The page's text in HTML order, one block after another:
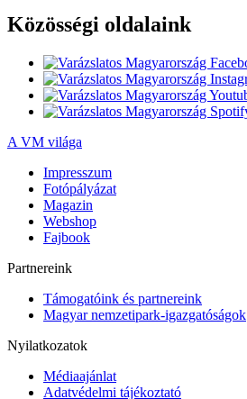
Közösségi oldalaink
A VM világa
Impresszum
Fotópályázat
Magazin
Webshop
Fajbook
Partnereink
Támogatóink és partnereink
Magyar nemzetipark-igazgatóságok
Nyilatkozatok
Médiaajánlat
Adatvédelmi tájékoztató